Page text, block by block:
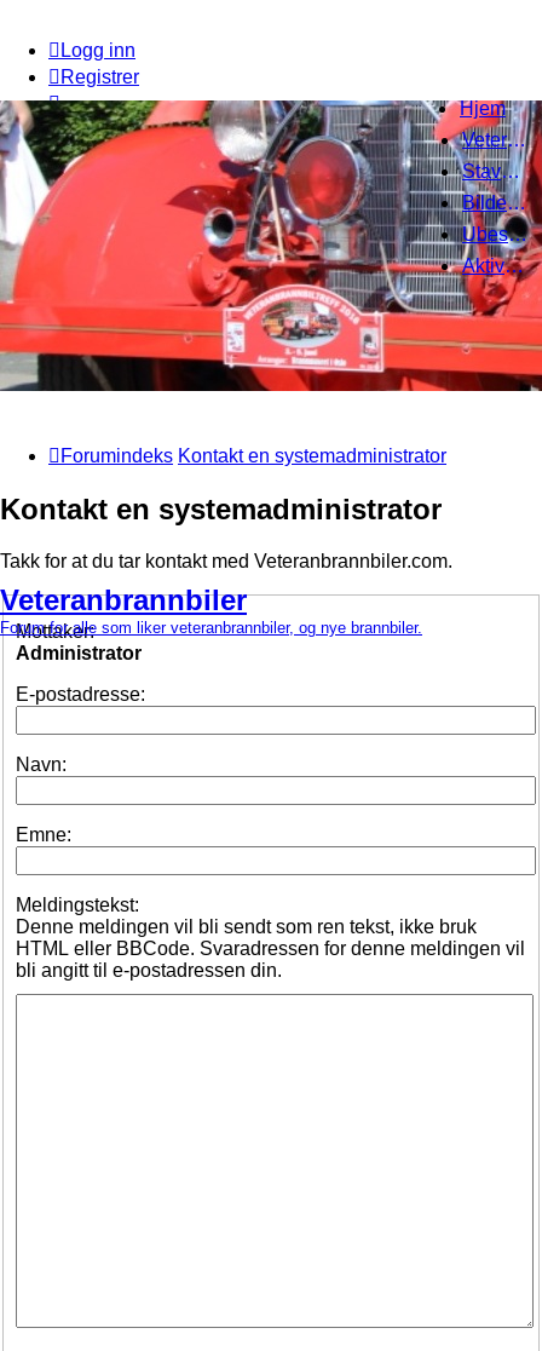
Logg inn
Registrer
Hjem
Veteranbrannbiltreff 2008
Stavanger Brannbilklubb
Bildegalleri
Ubesvarte innlegg
Aktive emner
Veteranbrannbiler
Forum for alle som liker veteranbrannbiler, og nye brannbiler.
Forumindeks Kontakt en systemadministrator
Kontakt en systemadministrator
Takk for at du tar kontakt med Veteranbrannbiler.com.
Mottaker:
Administrator
E-postadresse:
Navn:
Emne:
Meldingstekst:
Denne meldingen vil bli sendt som ren tekst, ikke bruk
HTML eller BBCode. Svaradressen for denne meldingen vil
bli angitt til e-postadressen din.